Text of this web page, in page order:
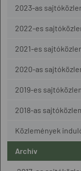
2023-as
2022-es
2021-es
2020-as
2019-es
2018-as
Közlemények
Archív